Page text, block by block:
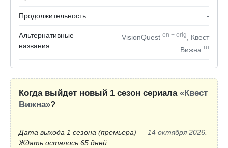
Продолжительность -
Альтернативные
названия
VisionQuest en + orig
, Квест
Вижна ru
Когда выйдет новый 1 сезон сериала «Квест
Вижна»?
Дата выхода 1 сезона (премьера) — 14 октября 2026.
Ждать осталось 65 дней.